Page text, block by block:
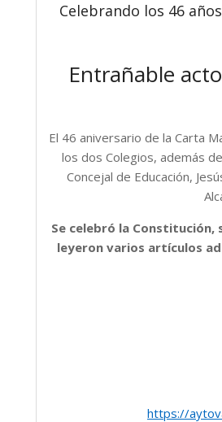
Celebrando los 46
Entrañable
El 46 aniversario de la Carta
los dos Colegios, además
Concejal de Educación,
Se celebró la Constitución,
leyeron varios artículos
https://